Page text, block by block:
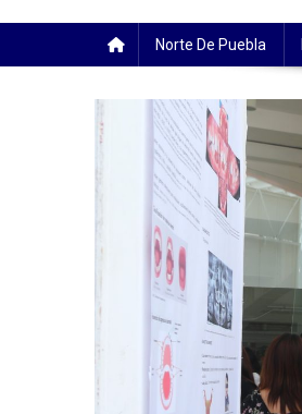
Norte De Puebla